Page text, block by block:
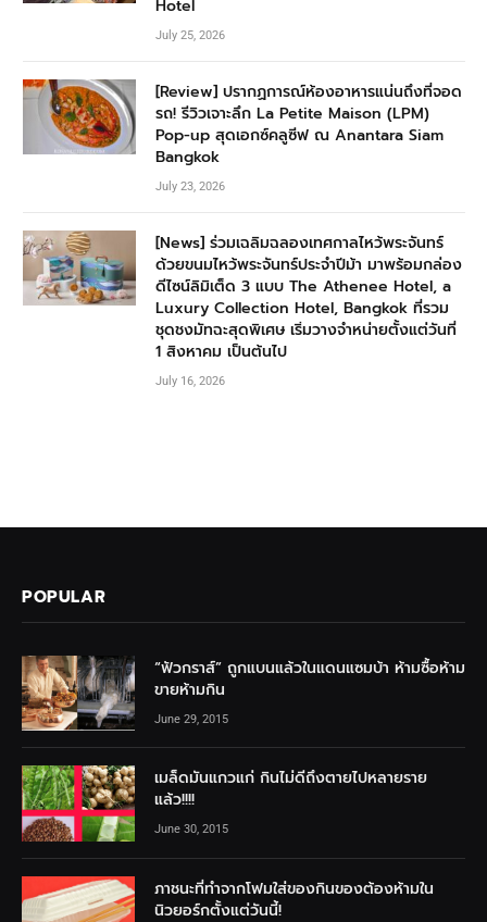
Hotel
July 25, 2026
[Review] ปรากฏการณ์ห้องอาหารแน่นถึงที่จอด
รถ! รีวิวเจาะลึก La Petite Maison (LPM)
Pop-up สุดเอกซ์คลูซีฟ ณ Anantara Siam
Bangkok
July 23, 2026
[News] ร่วมเฉลิมฉลองเทศกาลไหว้พระจันทร์
ด้วยขนมไหว้พระจันทร์ประจำปีม้า มาพร้อมกล่อง
ดีไซน์ลิมิเต็ด 3 แบบ The Athenee Hotel, a
Luxury Collection Hotel, Bangkok ที่รวม
ชุดชงมัทฉะสุดพิเศษ เริ่มวางจำหน่ายตั้งแต่วันที่
1 สิงหาคม เป็นต้นไป
July 16, 2026
POPULAR
“ฟัวกราส์” ถูกแบนแล้วในแดนแซมบ้า ห้ามซื้อห้าม
ขายห้ามกิน
June 29, 2015
เมล็ดมันแกวแก่ กินไม่ดีถึงตายไปหลายราย
แล้ว!!!!
June 30, 2015
ภาชนะที่ทำจากโฟมใส่ของกินของต้องห้ามใน
นิวยอร์กตั้งแต่วันนี้!